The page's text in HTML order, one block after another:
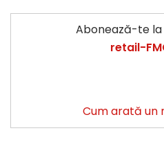
Abonează-te
retail-
Cum arată un